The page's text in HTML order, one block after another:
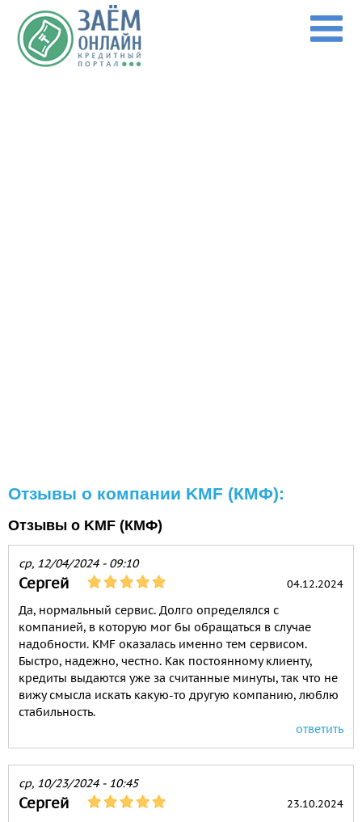
Перейти к основному содержанию
Отзывы о компании KMF (КМФ):
Отзывы о KMF (КМФ)
ср, 12/04/2024 - 09:10
Сергей 04.12.2024
Да, нормальный сервис. Долго определялся с
компанией, в которую мог бы обращаться в случае
надобности. KMF оказалась именно тем сервисом.
Быстро, надежно, честно. Как постоянному клиенту,
кредиты выдаются уже за считанные минуты, так что не
вижу смысла искать какую-то другую компанию, люблю
стабильность.
ответить
ср, 10/23/2024 - 10:45
Сергей 23.10.2024